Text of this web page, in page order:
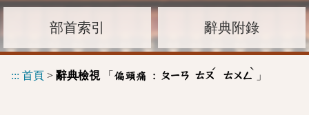
部首索引 辭典附錄
::: 首頁 > 辭典檢視「 偏頭痛 : ㄆㄧㄢ ㄊㄡ
ˊ
ㄊㄨㄥ
ˋ
」